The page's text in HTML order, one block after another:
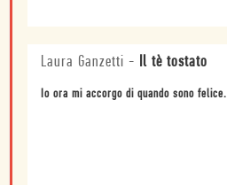
Laura Ganzetti - Il tè tostato
Io ora mi accorgo di quando sono felice.